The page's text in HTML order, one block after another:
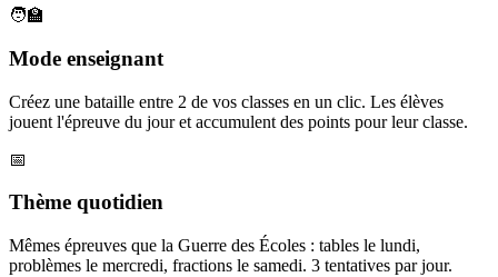
🧑‍🏫
Mode enseignant
Créez une bataille entre 2 de vos classes en un clic. Les élèves
jouent l'épreuve du jour et accumulent des points pour leur classe.
📅
Thème quotidien
Mêmes épreuves que la Guerre des Écoles : tables le lundi,
problèmes le mercredi, fractions le samedi. 3 tentatives par jour.